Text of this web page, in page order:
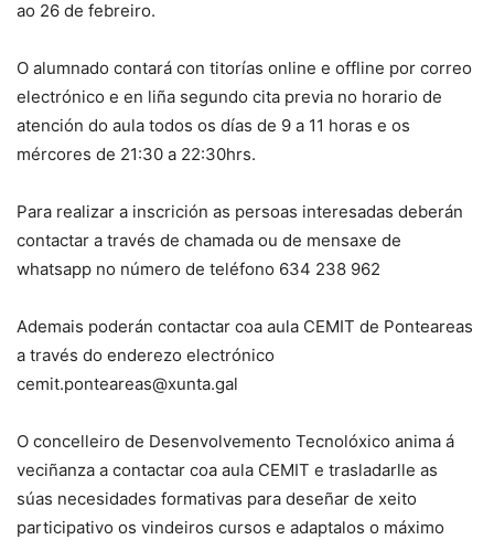
ao 26 de febreiro.
O alumnado contará con titorías online e offline por correo
electrónico e en liña segundo cita previa no horario de
atención do aula todos os días de 9 a 11 horas e os
mércores de 21:30 a 22:30hrs.
Para realizar a inscrición as persoas interesadas deberán
contactar a través de chamada ou de mensaxe de
whatsapp no número de teléfono 634 238 962
Ademais poderán contactar coa aula CEMIT de Ponteareas
a través do enderezo electrónico
cemit.ponteareas@xunta.gal
O concelleiro de Desenvolvemento Tecnolóxico anima á
veciñanza a contactar coa aula CEMIT e trasladarlle as
súas necesidades formativas para deseñar de xeito
participativo os vindeiros cursos e adaptalos o máximo